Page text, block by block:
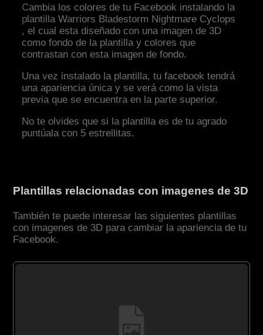
Cambia los colores de tu Facebook instalando la
plantilla Warriors Bladestorm Nightmare Cyclops
, el cual esta diseñado con una imagen de 3D
como fondo de la plantilla y colores que
contrastan con esta imagen de fondo.
Una vez instalado la plantilla, tu facebook tendrá
una apariencia única y se verá como la vista
previa que se encuentra en la parte superior.
No te olvides que si la plantilla es de tu agrado
puntúala con 5 estrellitas.
Plantillas relacionadas con imagenes de 3D
También te puede interesar las siguientes plantillas
con imagenes de 3D para cambiar la apariencia de tu
Facebook.